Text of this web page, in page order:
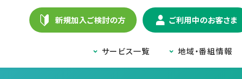
新規加入ご検討の方 ご利用中のお客さま
サービス一覧 地域・番組情報